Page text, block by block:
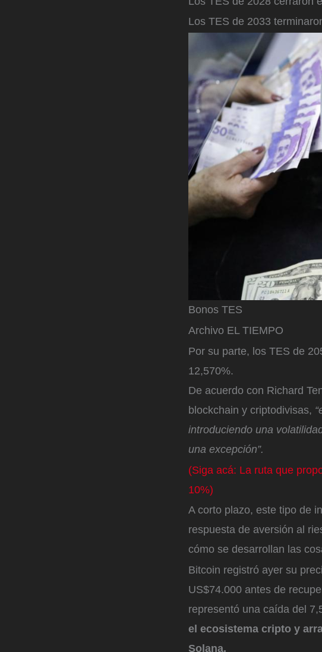
Los TES de 2033
Bonos TES
Archivo EL TIEMPO
Por su parte, los TES de
12,570%.
De acuerdo con Richard
blockchain y criptodivisas,
introduciendo una
una excepción”.
(Siga acá: La ruta que
10%)
A corto plazo, este tipo de
respuesta de aversión al
cómo se desarrollan las
Bitcoin registró ayer su
US$74.000 antes de
representó una caída del
el ecosistema cripto y
Solana.